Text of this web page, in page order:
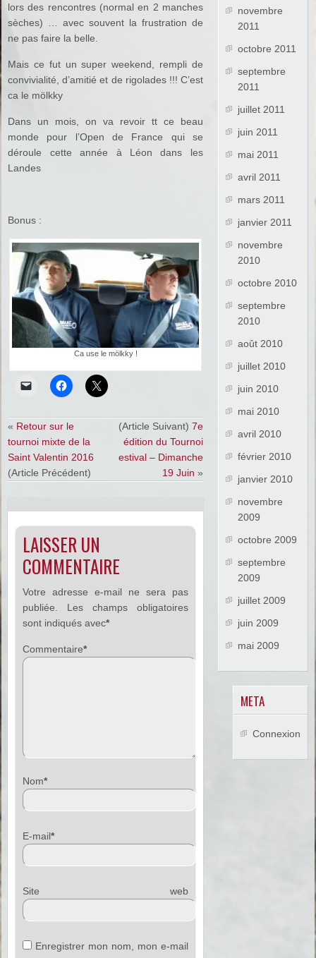
lors des rencontres (normal en 2 manches
sèches) … avec souvent la frustration de
ne pas faire la belle.
Mais ce fut un super weekend, rempli de
convivialité, d’amitié et de rigolades !!! C’est
ca le mölkky
Dans un mois, on va revoir tt ce beau
monde pour l’Open de France qui se
déroule cette année à Léon dans les
Landes
Bonus :
Ca use le mölkky !
« Retour sur le
tournoi mixte de la
Saint Valentin 2016
(Article Précédent)
(Article Suivant) 7e
édition du Tournoi
estival – Dimanche
19 Juin »
LAISSER UN
COMMENTAIRE
Votre adresse e-mail ne sera pas
publiée.
Les champs obligatoires
sont indiqués avec*
Commentaire*
Nom*
E-mail*
Site web
Enregistrer mon nom, mon e-mail
novembre
2011
octobre 2011
septembre
2011
juillet 2011
juin 2011
mai 2011
avril 2011
mars 2011
janvier 2011
novembre
2010
octobre 2010
septembre
2010
août 2010
juillet 2010
juin 2010
mai 2010
avril 2010
février 2010
janvier 2010
novembre
2009
octobre 2009
septembre
2009
juillet 2009
juin 2009
mai 2009
META
Connexion